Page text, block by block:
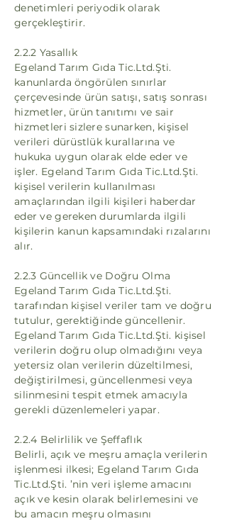
denetimleri periyodik olarak
gerçekleştirir.
2.2.2 Yasallık
Egeland Tarım Gıda Tic.Ltd.Şti.
kanunlarda öngörülen sınırlar
çerçevesinde ürün satışı, satış sonrası
hizmetler, ürün tanıtımı ve sair
hizmetleri sizlere sunarken, kişisel
verileri dürüstlük kurallarına ve
hukuka uygun olarak elde eder ve
işler. Egeland Tarım Gıda Tic.Ltd.Şti.
kişisel verilerin kullanılması
amaçlarından ilgili kişileri haberdar
eder ve gereken durumlarda ilgili
kişilerin kanun kapsamındaki rızalarını
alır.
2.2.3 Güncellik ve Doğru Olma
Egeland Tarım Gıda Tic.Ltd.Şti.
tarafından kişisel veriler tam ve doğru
tutulur, gerektiğinde güncellenir.
Egeland Tarım Gıda Tic.Ltd.Şti. kişisel
verilerin doğru olup olmadığını veya
yetersiz olan verilerin düzeltilmesi,
değiştirilmesi, güncellenmesi veya
silinmesini tespit etmek amacıyla
gerekli düzenlemeleri yapar.
2.2.4 Belirlilik ve Şeffaflık
Belirli, açık ve meşru amaçla verilerin
işlenmesi ilkesi; Egeland Tarım Gıda
Tic.Ltd.Şti. ’nin veri işleme amacını
açık ve kesin olarak belirlemesini ve
bu amacın meşru olmasını